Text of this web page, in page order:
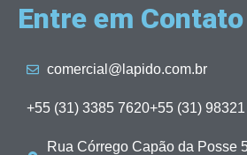
Entre em Contato
comercial@lapido.com.br
+55 (31) 3385 7620+55 (31)
Rua Córrego Capão da Posse